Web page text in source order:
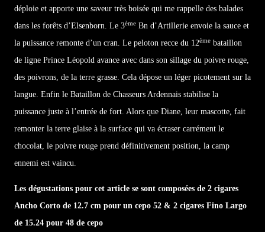
déploie et apporte une saveur très boisée qui me rappelle des balades
dans les forêts d’Elsenborn. Le 3ème Bn d’Artillerie envoie la sauce et
la puissance remonte d’un cran. Le peloton recce du 12ème bataillon
de ligne Prince Léopold avance avec dans son sillage du poivre rouge,
des poivrons, de la terre grasse. Cela dépose un léger picotement sur la
langue. Enfin le Bataillon de Chasseurs Ardennais stabilise la
puissance juste à l’entrée de fort. Alors que Diane, leur mascotte, fait
remonter la terre glaise à la surface qui va écraser carrément le
chocolat, le poivre rouge prend définitivement position, la camp
ennemi est vaincu.
Les dégustations pour cet article se sont composées de 2 cigares
Ancho Corto de 12.7 cm pour un cepo 52 & 2 cigares Fino Largo
de 15.24 pour 48 de cepo